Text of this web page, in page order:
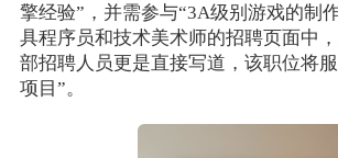
擎经验”，并需参与“3A级别游戏的制
具程序员和技术美术师的招聘页面中
部招聘人员更是直接写道，该职位将
项目”。